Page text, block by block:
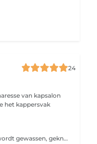
24
van kapsalon
het kappersvak
- Kort haar: De oren zijn (bijna) vrij. Je haar wordt gewassen, geknipt en gedroogd. - Lang haar en boblijn pakket 'mooi' : Je haar wordt gewassen, geknipt en droog geblazen. - Lang haar en boblijn pakket 'mooier' : Je haar wordt gewassen, geknipt en gedroogd naar wens. - Lang haar en boblijn pakket 'mooist' : Je haar wordt gewassen met wasmassage, inclusief een haarmasker, je wordt geknipt en gedroogd naar wens.